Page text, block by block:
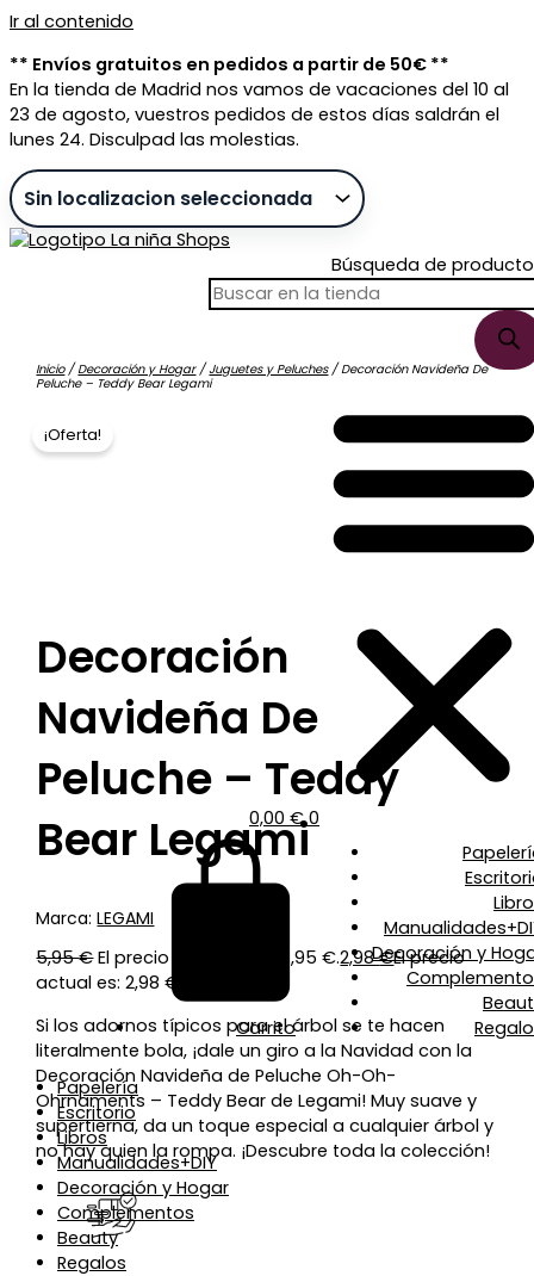
Ir al contenido
** Envíos gratuitos en pedidos a partir de 50€ **
En la tienda de Madrid nos vamos de vacaciones del 10 al
23 de agosto, vuestros pedidos de estos días saldrán el
lunes 24. Disculpad las molestias.
Búsqueda de
0,00 € 0
Carrito
Decoración y
Papelería
Escritorio
Libros
Manualidades+DIY
Decoración y Hogar
Complementos
Beauty
Regalos
Inicio/Decoración y Hogar/Juguetes y Peluches/ Decoración Navideña De
Peluche – Teddy Bear Legami
¡Oferta!
Decoración
Navideña De
Peluche – Teddy
Bear Legami
Marca:LEGAMI
5,95€ El precio original era: 5,95 €.2,98€El precio
actual es: 2,98 €.
Si los adornos típicos para el árbol se te hacen
literalmente bola, ¡dale un giro a la Navidad con la
Decoración Navideña de Peluche Oh-Oh-
Ohrnaments – Teddy Bear de Legami! Muy suave y
supertierna, da un toque especial a cualquier árbol y
no hay quien la rompa. ¡Descubre toda la colección!